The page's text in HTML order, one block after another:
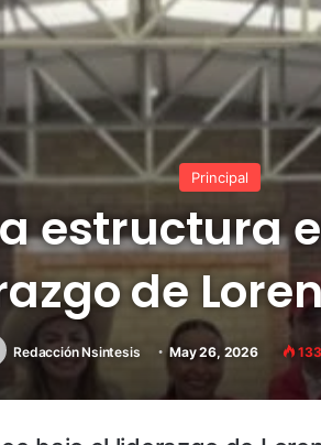
Principal
estructura
de
Redacción Nsintesis May 26, 2026 133